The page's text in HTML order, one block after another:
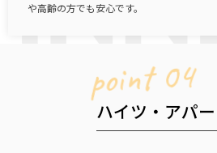
や高齢の方でも安心です。
ハイツ・アパ
point 04